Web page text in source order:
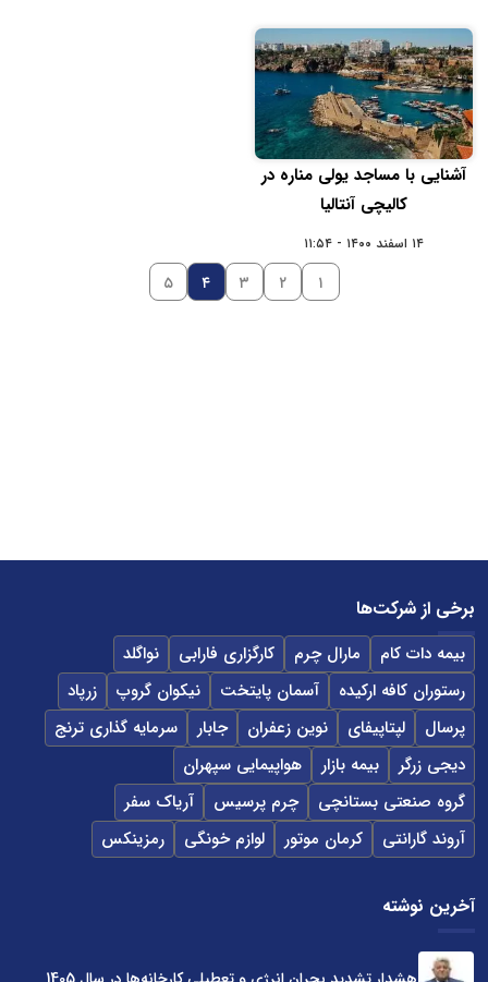
آشنایی با مساجد یولی مناره در
کالیچی آنتالیا
۱۴ اسفند ۱۴۰۰ - ۱۱:۵۴
۱ ۲ ۳ ۴ ۵
برخی از شرکت‌ها
بیمه دات کام مارال چرم کارگزاری فارابی
نواگلد
رستوران کافه ارکیده
آسمان پایتخت نیکوان گروپ
زرپاد
پرسال
لپتاپیفای نوین زعفران جابار
سرمایه گذاری ترنج
دیجی زرگر
بیمه بازار
هواپیمایی سپهران
گروه صنعتی بستانچی
چرم پرسیس
آریاک سفر
آروند گارانتی
کرمان موتور لوازم خونگی رمزینکس
آخرین نوشته